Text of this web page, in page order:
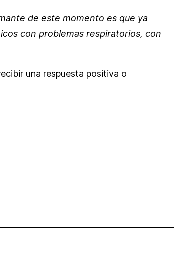
de este momento es que ya
con problemas respiratorios, con
una respuesta positiva o